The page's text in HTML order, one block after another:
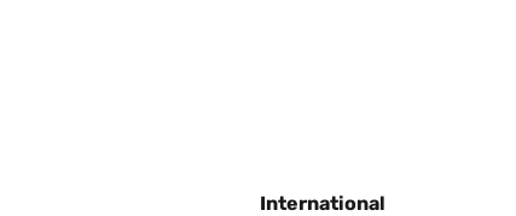
International